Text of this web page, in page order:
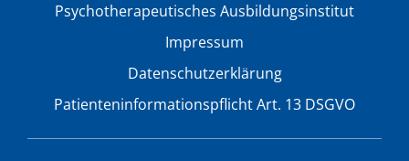
Psychotherapeutisches Ausbildungsinstitut
Impressum
Datenschutzerklärung
Patienteninformationspflicht Art. 13 DSGVO